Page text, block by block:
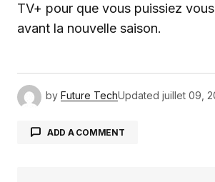
TV+ pour que vous puissiez
avant la nouvelle saison.
by Future TechUpdated juillet 09,
ADD A COMMENT